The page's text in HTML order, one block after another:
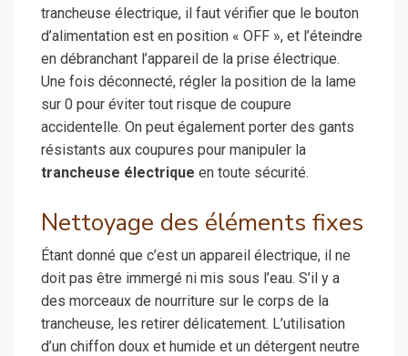
trancheuse électrique, il faut vérifier que le bouton
d’alimentation est en position « OFF », et l’éteindre
en débranchant l’appareil de la prise électrique.
Une fois déconnecté, régler la position de la lame
sur 0 pour éviter tout risque de coupure
accidentelle. On peut également porter des gants
résistants aux coupures pour manipuler la
trancheuse électrique en toute sécurité.
Nettoyage des éléments fixes
Étant donné que c’est un appareil électrique, il ne
doit pas être immergé ni mis sous l’eau. S’il y a
des morceaux de nourriture sur le corps de la
trancheuse, les retirer délicatement. L’utilisation
d’un chiffon doux et humide et un détergent neutre